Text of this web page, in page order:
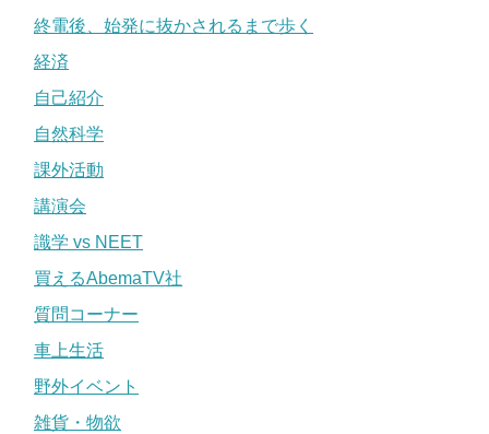
終電後、始発に抜かされるまで歩く
経済
自己紹介
自然科学
課外活動
講演会
識学 vs NEET
買えるAbemaTV社
質問コーナー
車上生活
野外イベント
雑貨・物欲